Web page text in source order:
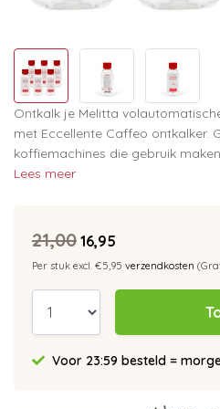
Ontkalk je Melitta
met Eccellente Caffeo ontkalker.
koffiemachines die gebruik
Lees meer
21,00 16,95
Per stuk excl. €5,95 verzendkosten
Voor 23:59 besteld =